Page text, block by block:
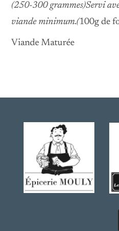
(250-300 grammes)Servi
viande minimum.(100g de
Viande Maturée